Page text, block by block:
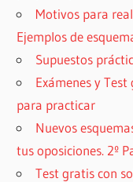
Motivos para
Ejemplos de
Supuestos
Exámenes y
para practicar
Nuevos
tus oposiciones. 2º
Test gratis con